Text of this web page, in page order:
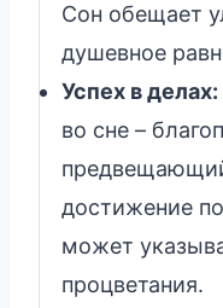
Сон обещает
душевное
Успех в делах:
во сне –
достижение
может
процветания.